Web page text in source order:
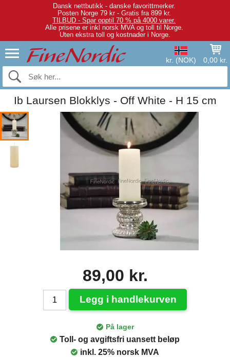
Dansk nettbutikk - danske favorittmerker.
Posten Norge 79 kr - Gratis fra 899 kr.
TILBUD - Spar opptil 70 % på 4000 varer.
Alle prisene er inkl norsk MVA og toll til Norge.
Uten ekstra toll og kostnader i Norge.
kr. (NOK) 0,00 kr.
Ib Laursen Blokklys - Off White - H 15 cm
89,00 kr.
Legg i handlekurven
På lager
Toll- og avgiftsfri uansett beløp
inkl. 25% norsk MVA